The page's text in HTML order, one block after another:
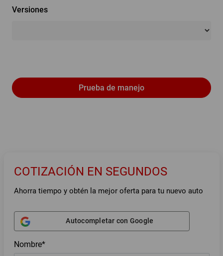
Versiones
Prueba de manejo
COTIZACIÓN EN SEGUNDOS
Ahorra tiempo y obtén la mejor oferta para tu nuevo auto
Autocompletar con Google
Nombre*